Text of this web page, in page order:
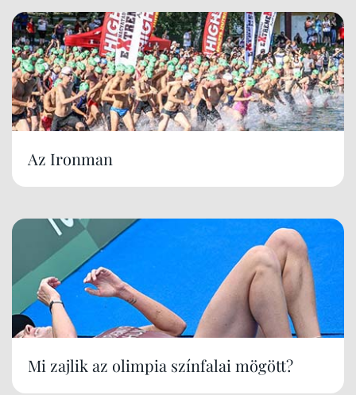
Az Ironman
Mi zajlik az olimpia színfalai mögött?